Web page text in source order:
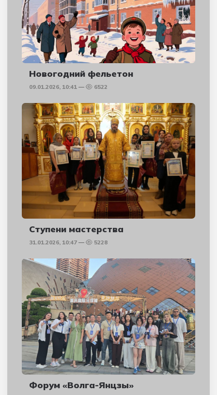
Новогодний фельетон
09.01.2026, 10:41 6522
Ступени мастерства
31.01.2026, 10:47 5228
Форум «Волга-Янцзы»